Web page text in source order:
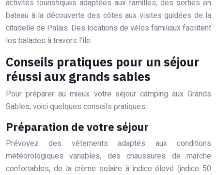
activités touristiques adaptées aux familles, des sorties en
bateau à la découverte des côtes aux visites guidées de la
citadelle de Palais. Des locations de vélos familiaux facilitent
les balades à travers l’île.
Conseils pratiques pour un séjour
réussi aux grands sables
Pour préparer au mieux votre séjour camping aux Grands
Sables, voici quelques conseils pratiques.
Préparation de votre séjour
Prévoyez des vêtements adaptés aux conditions
météorologiques variables, des chaussures de marche
confortables, de la crème solaire à indice élevé (indice 50